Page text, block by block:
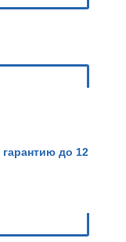
гарантию до 12